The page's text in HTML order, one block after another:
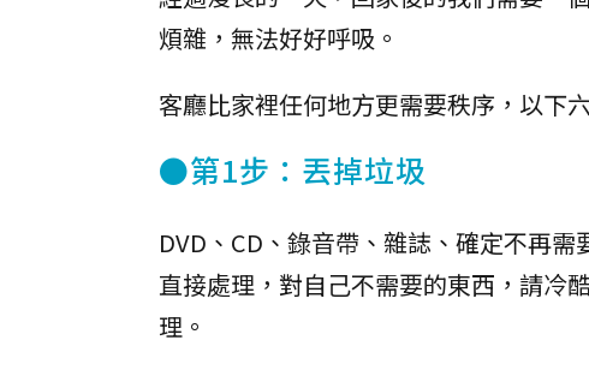
煩雜，無法好好呼吸。
客廳比家裡任何地方更需要秩序，以下
●第1步：丟掉垃圾
DVD、CD、錄音帶、雜誌、確定不再
直接處理，對自己不需要的東西，請冷
理。